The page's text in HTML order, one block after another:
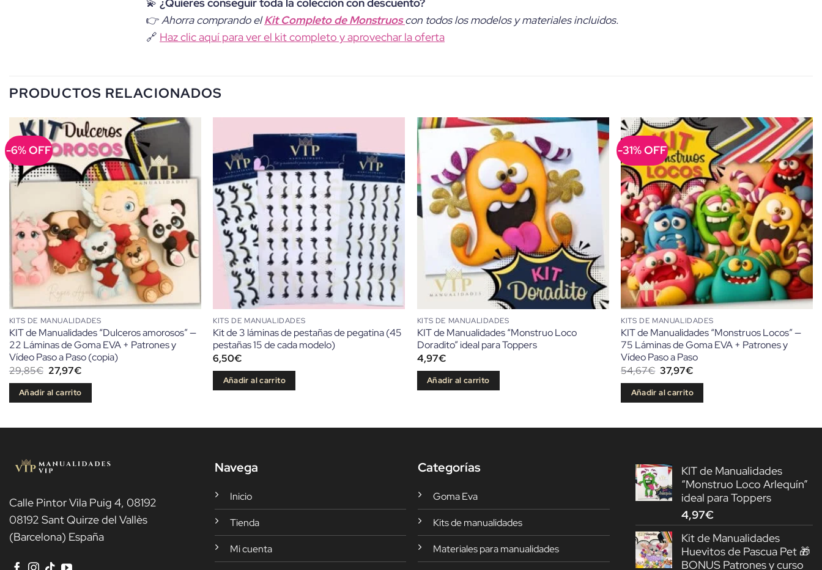
👉Ahorra comprando elKit Completo de Monstruos con todos los modelos y materiales incluidos.
🔗 Haz clic aquí para ver el kit completo y aprovechar la oferta
PRODUCTOS RELACIONADOS
-6% OFF
KITS DE MANUALIDADES
KIT de Manualidades “Dulceros amorosos” —
22 Láminas de Goma EVA + Patrones y
Vídeo Paso a Paso (copia)
29,85€ El
precio
original
era:
29,85€.
27,97€El
es:
27,97€.
Añadir al carrito
KITS DE MANUALIDADES
Kit de 3 láminas de pestañas de pegatina (45
pestañas 15 de cada modelo)
6,50€
Añadir al carrito
KITS DE MANUALIDADES
KIT de Manualidades “Monstruo Loco
Doradito” ideal para Toppers
4,97€
Añadir al carrito
-31% OFF
KITS DE MANUALIDADES
KIT de Manualidades “Monstruos Locos” —
75 Láminas de Goma EVA + Patrones y
Vídeo Paso a Paso
54,67€ El
precio
original
era:
54,67€.
37,97€
es:
37,97€.
Añadir al carrito
Calle Pintor Vila Puig 4, 08192
08192 Sant Quirze del Vallès
(Barcelona) España
Navega
Inicio
Tienda
Mi cuenta
Categorías
Goma Eva
Kits de manualidades
Materiales para manualidades
KIT de Manualidades
“Monstruo Loco Arlequín”
ideal para Toppers
4,97€
Kit de Manualidades
Huevitos de Pascua Pet 🎁
BONUS Patrones y curso